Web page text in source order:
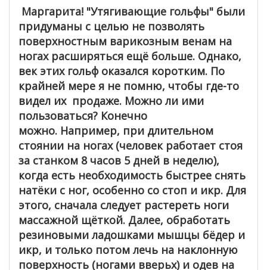
Маргарита! "Утягивающие гольфы" были
придуманы с целью не позволять
поверхностным варикозным венам на
ногах расширяться ещё больше. Однако,
век этих гольф оказался коротким. По
крайней мере я не помню, чтобы где-то
видел их продаже. Можно ли ими
пользоваться? Конечно
можно. Например, при длительном
стоянии на ногах (человек работает стоя
за станком 8 часов 5 дней в неделю),
когда есть необходимость быстрее снять
натёки с ног, особенно со стоп и икр. Для
этого, сначала следует растереть ноги
массажной щёткой. Далее, обработать
резиновыми ладошками мышцы бёдер и
икр, и только потом лечь на наклонную
поверхность (ногами вверьх) и одев на